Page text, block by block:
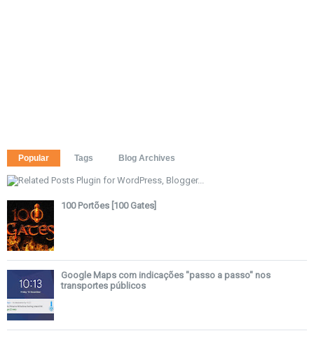
Popular Tags Blog Archives
100 Portões [100 Gates]
Google Maps com indicações "passo a passo" nos
transportes públicos